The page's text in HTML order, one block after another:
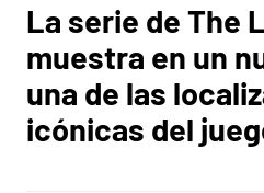
La serie de The
muestra en un
una de las
icónicas del